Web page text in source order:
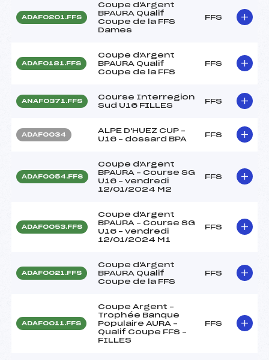
ADAF0201.FFS
Coupe d'Argent
BPAURA Qualif
Coupe de la FFS
Dames
FFS
ADAF0181.FFS
Coupe d'Argent
BPAURA Qualif
Coupe de la FFS
FFS
ANAF0371.FFS
Course Interregion
Sud U16 FILLES
FFS
ADAF0034
ALPE D'HUEZ CUP –
U16 – dossard BPA
FFS
ADAF0054.FFS
Coupe d'Argent
BPAURA – Course SG
U16 – vendredi
12/01/2024 M2
FFS
ADAF0053.FFS
Coupe d'Argent
BPAURA – Course SG
U16 – vendredi
12/01/2024 M1
FFS
ADAF0021.FFS
Coupe d'Argent
BPAURA Qualif
Coupe de la FFS
FFS
ADAF0011.FFS
Coupe Argent –
Trophée Banque
Populaire AURA –
Qualif Coupe FFS –
FILLES
FFS